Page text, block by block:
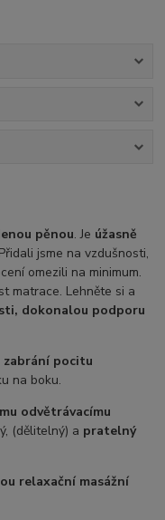
pěnou. Je úžasně
jsme na vzdušnosti,
omezili na minimum.
matrace. Lehněte si a
dokonalou podporu
zabrání pocitu
na boku.
odvětrávacímu
(dělitelný) a pratelný
relaxační masážní